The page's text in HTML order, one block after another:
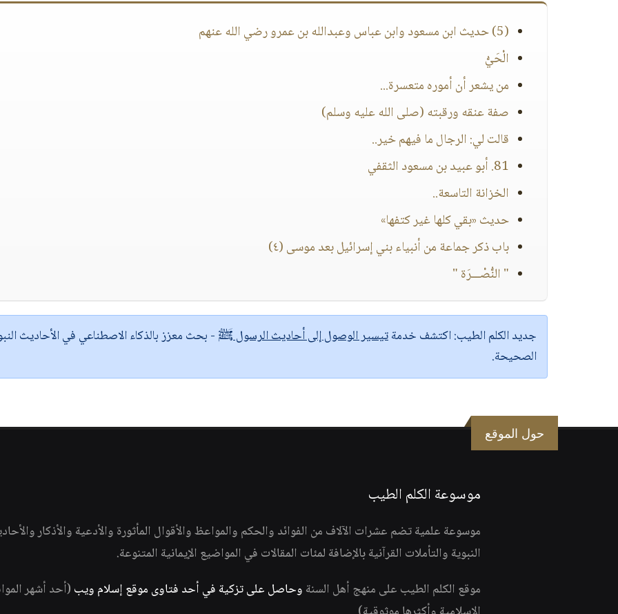
(5) حديث ابن مسعود وابن عباس وعبدالله بن عمرو رضي الله عنهم
الْحَيُّ
من يشعر أن أموره متعسرة...
صفة عنقه ورقبته (صلى الله عليه وسلم)
قالت لي: الرجال ما فيهم خير..
81. أبو عبيد بن مسعود الثقفي
الخزانة التاسعة..
حديث «بقي كلها غير كتفها»
باب ذكر جماعة من أنبياء بني إسرائيل بعد موسى (٤)
" النُّصْـــرَة "
جديد الكلم الطيب:اكتشف خدمةتيسير الوصول إلى أحاديث الرسول ﷺ - بحث معزز بالذكاء الاصطناعي في الأحاديث
الصحيحة.
حول الموقع
موسوعة الكلم الطيب
موسوعة علمية تضم عشرات الآلاف من الفوائد والحكم والمواعظ والأقوال المأثورة والأدعية والأذكار
النبوية والتأملات القرآنية بالإضافة لمئات المقالات في المواضيع الإيمانية المتنوعة.
موقع الكلم الطيب على منهج أهل السنة وحاصل على تزكية في أحد فتاوى موقع إسلام ويب (أحد أشهر